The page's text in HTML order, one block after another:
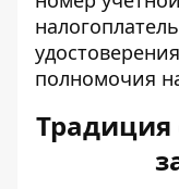
полномочия